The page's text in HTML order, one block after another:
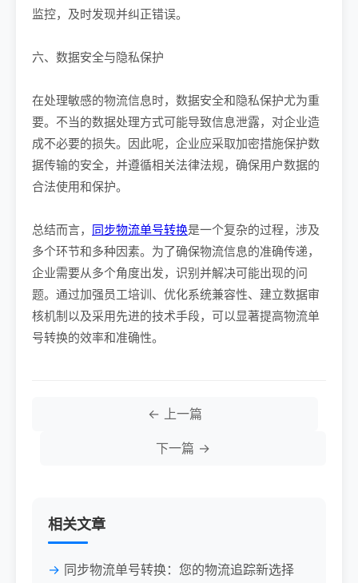
监控，及时发现并纠正错误。
六、数据安全与隐私保护
在处理敏感的物流信息时，数据安全和隐私保护尤为重
要。不当的数据处理方式可能导致信息泄露，对企业造
成不必要的损失。因此呢，企业应采取加密措施保护数
据传输的安全，并遵循相关法律法规，确保用户数据的
合法使用和保护。
总结而言， 同步物流单号转换是一个复杂的过程，涉及
多个环节和多种因素。为了确保物流信息的准确传递，
企业需要从多个角度出发，识别并解决可能出现的问
题。通过加强员工培训、优化系统兼容性、建立数据审
核机制以及采用先进的技术手段，可以显著提高物流单
号转换的效率和准确性。
← 上一篇
下一篇 →
相关文章
同步物流单号转换：您的物流追踪新选择